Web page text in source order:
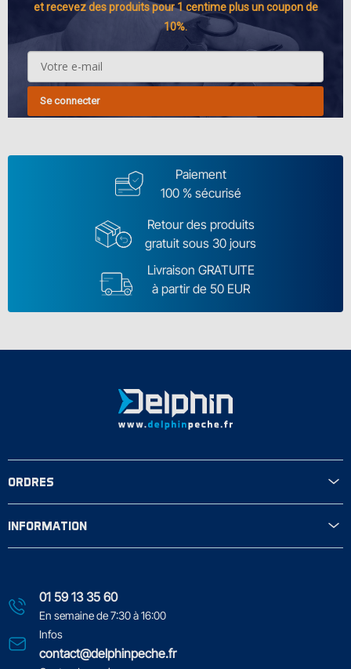
et recevez des produits pour 1 centime plus un coupon de
10%.
Se connecter
Paiement
100 % sécurisé
Retour des produits
gratuit sous 30 jours
Livraison GRATUITE
à partir de 50 EUR
01 59 13 35 60
En semaine de 7:30 à 16:00
Infos
contact@delphinpeche.fr
ORDRES
INFORMATION